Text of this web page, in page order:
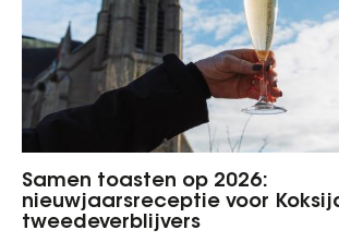
Samen toasten op 2026:
nieuwjaarsreceptie voor
tweedeverblijvers